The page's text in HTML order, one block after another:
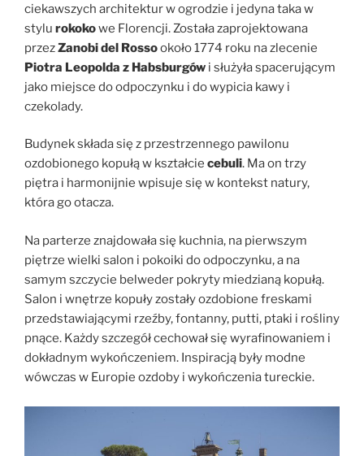
ciekawszych architektur w ogrodzie i jedyna taka w
stylu rokokowe Florencji. Została zaprojektowana
przezZanobi del Rossookoło 1774 roku na zlecenie
Piotra Leopolda z Habsburgów i służyła spacerującym
jako miejsce do odpoczynku i do wypicia kawy i
czekolady.
Budynek składa się z przestrzennego pawilonu
ozdobionego kopułą w kształcie cebuli. Ma on trzy
piętra i harmonijnie wpisuje się w kontekst natury,
która go otacza.
Na parterze znajdowała się kuchnia, na pierwszym
piętrze wielki salon i pokoiki do odpoczynku, a na
samym szczycie belweder pokryty miedzianą kopułą.
Salon i wnętrze kopuły zostały ozdobione freskami
przedstawiającymi rzeźby, fontanny, putti, ptaki i rośliny
pnące. Każdy szczegół cechował się wyrafinowaniem i
dokładnym wykończeniem. Inspiracją były modne
wówczas w Europie ozdoby i wykończenia tureckie.